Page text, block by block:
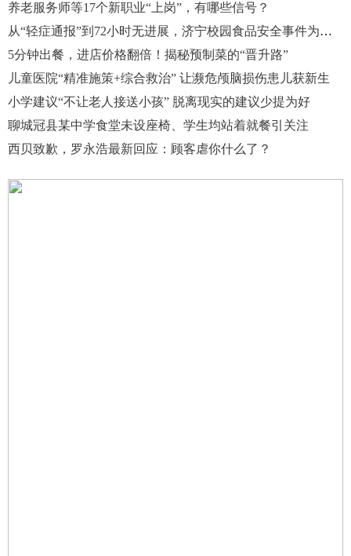
养老服务师等17个新职业“上岗”，有哪些信号？
从“轻症通报”到72小时无进展，济宁校园食品安全事件为何“捂”得这么紧？
5分钟出餐，进店价格翻倍！揭秘预制菜的“晋升路”
儿童医院“精准施策+综合救治” 让濒危颅脑损伤患儿获新生
小学建议“不让老人接送小孩” 脱离现实的建议少提为好
聊城冠县某中学食堂未设座椅、学生均站着就餐引关注
西贝致歉，罗永浩最新回应：顾客虐你什么了？